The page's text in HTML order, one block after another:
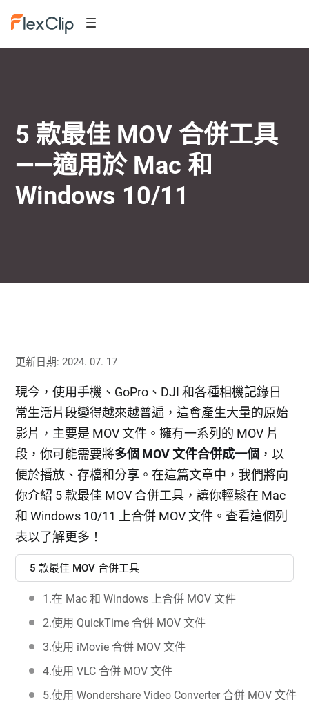
5 款最佳 MOV 合併工具
——適用於 Mac 和
Windows 10/11
更新日期: 2024. 07. 17
現今，使用手機、GoPro、DJI 和各種相機記錄日
常生活片段變得越來越普遍，這會產生大量的原始
影片，主要是 MOV 文件。擁有一系列的 MOV 片
段，你可能需要將多個 MOV 文件合併成一個 ，以
便於播放、存檔和分享。在這篇文章中，我們將向
你介紹 5 款最佳 MOV 合併工具，讓你輕鬆在 Mac
和 Windows 10/11 上合併 MOV 文件。查看這個列
表以了解更多！
5 款最佳 MOV 合併工具
1.在 Mac 和 Windows 上合併 MOV 文件
2.使用 QuickTime 合併 MOV 文件
3.使用 iMovie 合併 MOV 文件
4.使用 VLC 合併 MOV 文件
5.使用 Wondershare Video Converter 合併 MOV 文件